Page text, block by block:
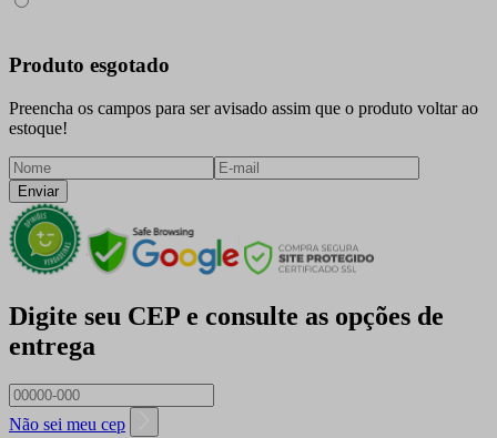
Produto esgotado
Preencha os campos para ser avisado assim que o produto voltar ao
estoque!
Enviar
Digite seu CEP e consulte as opções de
entrega
Não sei meu cep